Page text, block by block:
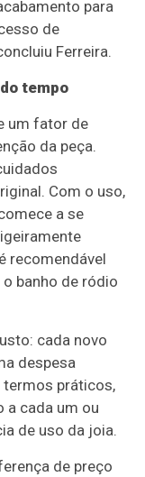
para
de
Ferreira.
tempo
um fator de
da peça.
Com o uso,
a se
recomendável
banho de ródio
cada novo
despesa
termos práticos,
a cada um ou
de uso da joia.
de preço